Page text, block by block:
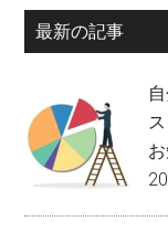
最新の記事